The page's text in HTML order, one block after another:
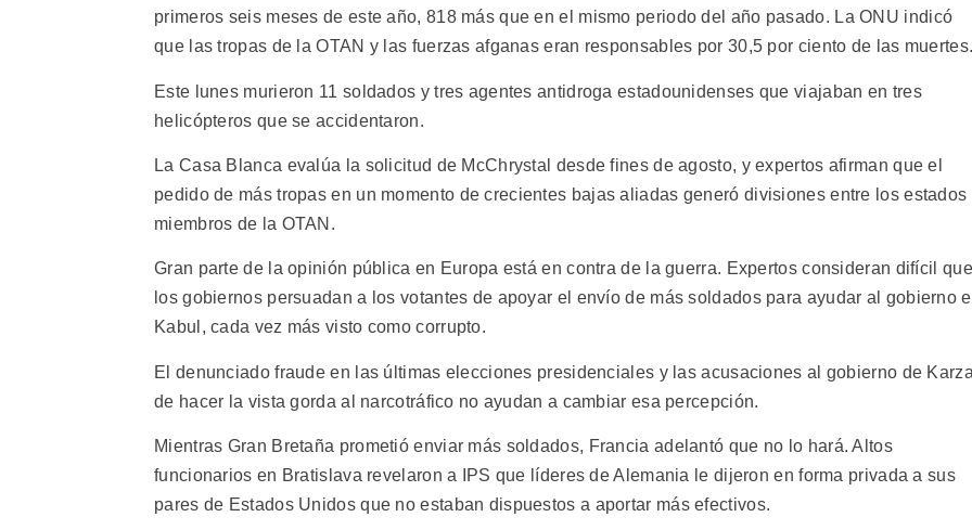
primeros seis meses de este año, 818 más que en el mismo periodo del año pasado. La ONU indicó
que las tropas de la OTAN y las fuerzas afganas eran responsables por 30,5 por ciento de las
Este lunes murieron 11 soldados y tres agentes antidroga estadounidenses que viajaban en tres
helicópteros que se accidentaron.
La Casa Blanca evalúa la solicitud de McChrystal desde fines de agosto, y expertos afirman que el
pedido de más tropas en un momento de crecientes bajas aliadas generó divisiones entre los estados
miembros de la OTAN.
Gran parte de la opinión pública en Europa está en contra de la guerra. Expertos consideran difícil que
los gobiernos persuadan a los votantes de apoyar el envío de más soldados para ayudar al gobierno
Kabul, cada vez más visto como corrupto.
El denunciado fraude en las últimas elecciones presidenciales y las acusaciones al gobierno de
de hacer la vista gorda al narcotráfico no ayudan a cambiar esa percepción.
Mientras Gran Bretaña prometió enviar más soldados, Francia adelantó que no lo hará. Altos
funcionarios en Bratislava revelaron a IPS que líderes de Alemania le dijeron en forma privada a sus
pares de Estados Unidos que no estaban dispuestos a aportar más efectivos.